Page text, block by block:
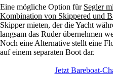
Eine mögliche Option für Segler
Kombination von Skippered und
Skipper mieten, der die Yacht
langsam das Ruder übernehmen
Noch eine Alternative stellt eine
auf einem separaten Boot dar.
Jetzt Bareboat-